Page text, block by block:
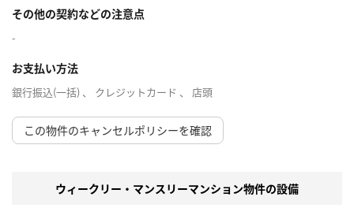
その他の契約などの注意点
-
お支払い方法
銀行振込(一括) 、 クレジットカード 、 店頭
この物件のキャンセルポリシーを確認
ウィークリー・マンスリーマンション物件の設備